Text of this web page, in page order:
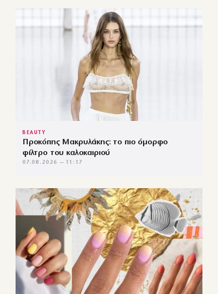
BEAUTY
Προκόπης Μακρυλάκης: το πιο όμορφο
φίλτρο του καλοκαιριού
07.08.2026 — 11:17